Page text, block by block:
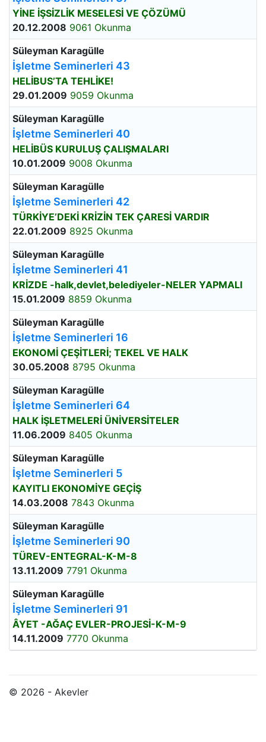
YİNE İŞSİZLİK MESELESİ VE ÇÖZÜMÜ
20.12.2008 9061 Okunma
Süleyman Karagülle
İşletme Seminerleri 43
HELİBUS’TA TEHLİKE!
29.01.2009 9059 Okunma
Süleyman Karagülle
İşletme Seminerleri 40
HELİBÜS KURULUŞ ÇALIŞMALARI
10.01.2009 9008 Okunma
Süleyman Karagülle
İşletme Seminerleri 42
TÜRKİYE’DEKİ KRİZİN TEK ÇARESİ VARDIR
22.01.2009 8925 Okunma
Süleyman Karagülle
İşletme Seminerleri 41
KRİZDE -halk,devlet,belediyeler-NELER YAPMALI
15.01.2009 8859 Okunma
Süleyman Karagülle
İşletme Seminerleri 16
EKONOMİ ÇEŞİTLERİ; TEKEL VE HALK
30.05.2008 8795 Okunma
Süleyman Karagülle
İşletme Seminerleri 64
HALK İŞLETMELERİ ÜNİVERSİTELER
11.06.2009 8405 Okunma
Süleyman Karagülle
İşletme Seminerleri 5
KAYITLI EKONOMİYE GEÇİŞ
14.03.2008 7843 Okunma
Süleyman Karagülle
İşletme Seminerleri 90
TÜREV-ENTEGRAL-K-M-8
13.11.2009 7791 Okunma
Süleyman Karagülle
İşletme Seminerleri 91
ÂYET -AĞAÇ EVLER-PROJESİ-K-M-9
14.11.2009 7770 Okunma
© 2026 - Akevler